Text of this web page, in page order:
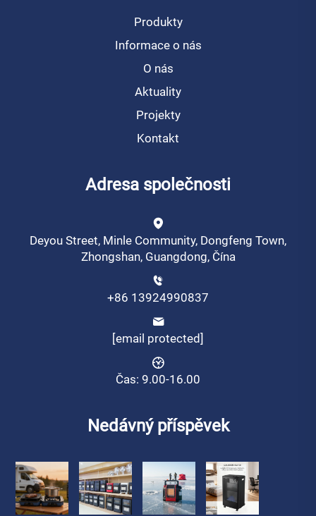
Produkty
Informace o nás
O nás
Aktuality
Projekty
Kontakt
Adresa společnosti
Deyou Street, Minle Community, Dongfeng Town,
Zhongshan, Guangdong, Čína
+86 13924990837
[email protected]
Čas: 9.00-16.00
Nedávný příspěvek